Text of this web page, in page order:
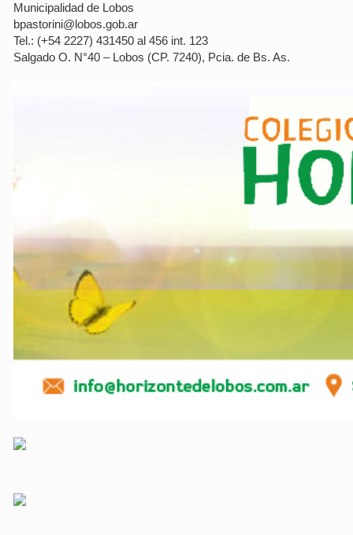
Municipalidad de Lobos
bpastorini@lobos.gob.ar
Tel.: (+54 2227) 431450 al 456 int. 123
Salgado O. N°40 – Lobos (CP. 7240), Pcia. de Bs. As.